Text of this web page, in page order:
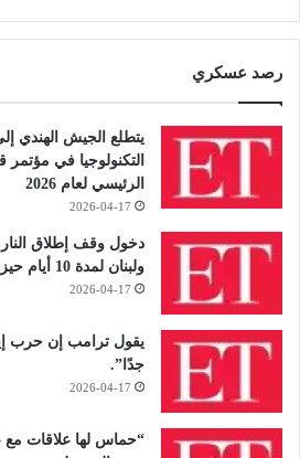
رصد عسكري
يتطلع الجيش الهندي
التكنولوجيا في
الرئيسي لعام 2026
2026-04-17
دخول وقف إطلاق
ولبنان لمدة 10 أيام حيز التنفيذ
2026-04-17
يقول ترامب إن حرب
جدًا”.
2026-04-17
“حماس لها علاقات مع